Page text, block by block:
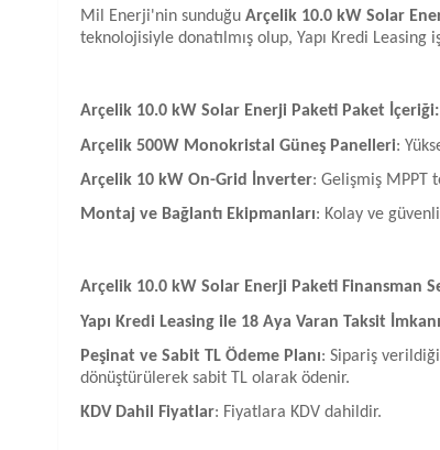
Mil Enerji'nin sunduğu Arçelik 10.0 kW Solar
teknolojisiyle donatılmış olup, Yapı Kredi
Arçelik 10.0 kW Solar Enerji Paketi Paket İçeriği:
Arçelik 500W Monokristal Güneş Panelleri:
Arçelik 10 kW On-Grid İnverter: Gelişmiş
Montaj ve Bağlantı Ekipmanları: Kolay ve
Arçelik 10.0 kW Solar Enerji Paketi Finansman
Yapı Kredi Leasing ile 18 Aya Varan Taksit İmkanı
Peşinat ve Sabit TL Ödeme Planı: Sipariş
dönüştürülerek sabit TL olarak ödenir.
KDV Dahil Fiyatlar: Fiyatlara KDV dahildir.